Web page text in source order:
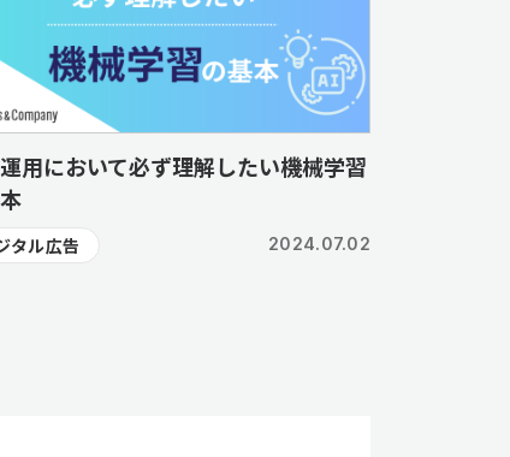
用において必ず理解したい機械学習
タル広告 2024.07.02